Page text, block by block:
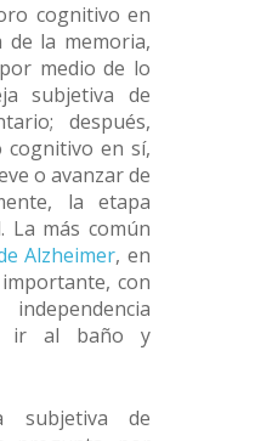
cognitivo en
de la memoria,
medio de lo
subjetiva de
después,
cognitivo en sí,
o avanzar de
la etapa
La más común
Alzheimer, en
con
ir al baño y
subjetiva de